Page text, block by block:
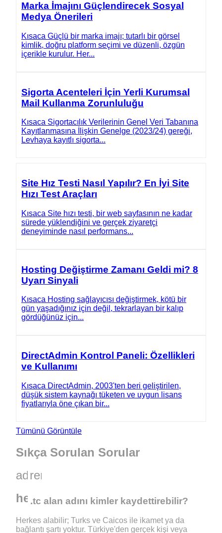
Marka İmajını Güçlendirecek Sosyal
Medya Önerileri
Kısaca Güçlü bir marka imajı; tutarlı bir görsel
kimlik, doğru platform seçimi ve düzenli, özgün
içerikle kurulur. Her...
Sigorta Acenteleri İçin Yerli Kurumsal
Mail Kullanma Zorunluluğu
Kısaca Sigortacılık Verilerinin Genel Veri Tabanına
Kayıtlanmasına İlişkin Genelge (2023/24) gereği,
Levhaya kayıtlı sigorta...
Site Hız Testi Nasıl Yapılır? En İyi Site
Hızı Test Araçları
Kısaca Site hızı testi, bir web sayfasının ne kadar
sürede yüklendiğini ve gerçek ziyaretçi
deneyiminde nasıl performans...
Hosting Değiştirme Zamanı Geldi mi? 8
Uyarı Sinyali
Kısaca Hosting sağlayıcısı değiştirmek, kötü bir
gün yaşadığınız için değil, tekrarlayan bir kalıp
gördüğünüz için...
DirectAdmin Kontrol Paneli: Özellikleri
ve Kullanımı
Kısaca DirectAdmin, 2003'ten beri geliştirilen,
düşük sistem kaynağı tüketen ve uygun lisans
fiyatlarıyla öne çıkan bir...
Tümünü Görüntüle
SıkçaSorulan Sorular
addremove
help_outline
.tc alan adını kimler kaydettirebilir?
Herkes alabilir; Turks ve Caicos ile ikamet ya da
bağlantı şartı yoktur. Türkiye'den gerçek kişi veya